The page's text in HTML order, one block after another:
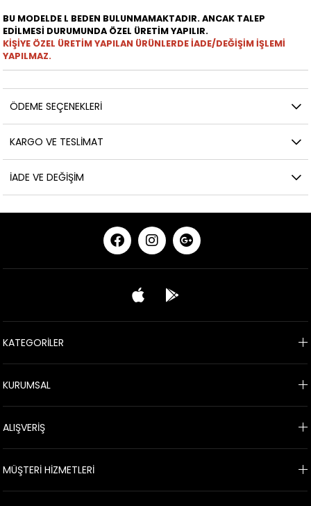
BU MODELDE L BEDEN BULUNMAMAKTADIR. ANCAK TALEP
EDİLMESİ DURUMUNDA ÖZEL ÜRETİM YAPILIR.
KİŞİYE ÖZEL ÜRETİM YAPILAN ÜRÜNLERDE İADE/DEĞİŞİM İŞLEMİ
YAPILMAZ.
ÖDEME SEÇENEKLERI
KARGO VE TESLIMAT
İADE VE DEĞİŞİM
KATEGORİLER
KURUMSAL
ALIŞVERİŞ
MÜŞTERİ HİZMETLERİ